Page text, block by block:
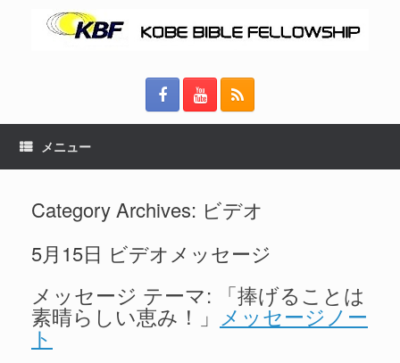
メニュー
Category Archives: ビデオ
5月15日 ビデオメッセージ
メッセージ テーマ: 「捧げることは
素晴らしい恵み！」 メッセージノー
ト